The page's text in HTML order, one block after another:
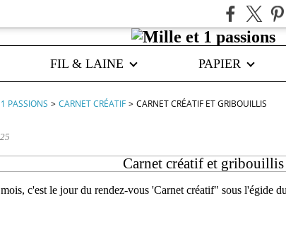
FIL & LAINE PAPIER
PASSIONS > CARNET CRÉATIF > CARNET CRÉATIF ET GRIBOUILLIS
Carnet créatif et gribouillis
c'est le jour du rendez-vous 'Carnet créatif" sous l'égide